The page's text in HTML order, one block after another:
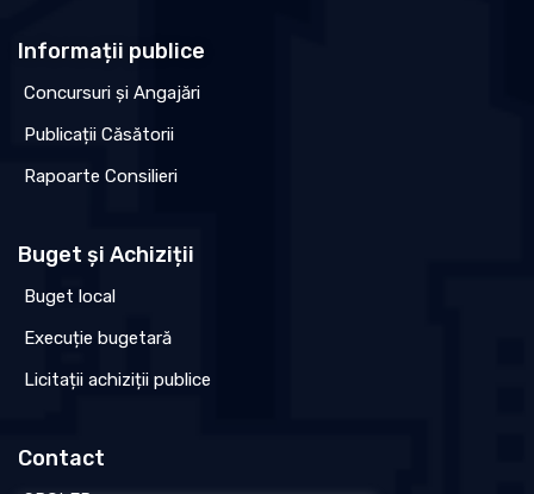
Informații publice
Concursuri și Angajări
Publicații Căsătorii
Rapoarte Consilieri
Buget și Achiziții
Buget local
Execuție bugetară
Licitații achiziții publice
Contact